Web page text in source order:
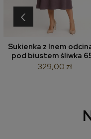
Sukienka z lnem
pod biustem śliwka
329,00 zł
‹